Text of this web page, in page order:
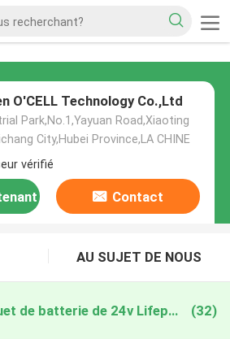
O'CELL Technology Co.,Ltd
Park,No.1,Yayuan Road,Xiaoting
City,Hubei Province,LA CHINE
vérifié
Contact
AU SUJET DE NOUS
LA CHINE paquet de batterie de 24v Lifepo4 (32)